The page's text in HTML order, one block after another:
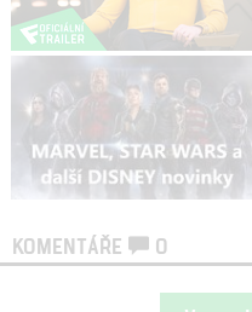
KOMENTÁŘE 0